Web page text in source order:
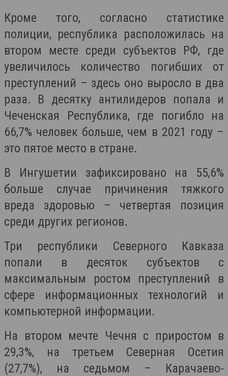
Кроме того, согласно статистике
полиции, республика расположилась на
втором месте среди субъектов РФ, где
увеличилось количество погибших от
преступлений – здесь оно выросло в два
раза. В десятку антилидеров попала и
Чеченская Республика, где погибло на
66,7% человек больше, чем в 2021 году –
это пятое место в стране.
В Ингушетии зафиксировано на 55,6%
больше случае причинения тяжкого
вреда здоровью – четвертая позиция
среди других регионов.
Три республики Северного Кавказа
попали в десяток субъектов с
максимальным ростом преступлений в
сфере информационных технологий и
компьютерной информации.
На втором мечте Чечня с приростом в
29,3%, на третьем Северная Осетия
(27,7%), на седьмом – Карачаево-